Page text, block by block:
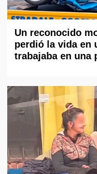
Un reconocido
perdió la vida en
trabajaba en una